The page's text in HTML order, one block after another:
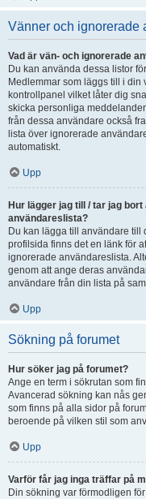
Vänner och ignorerade
Vad är vän- och ignorerade
Du kan använda dessa listor
Medlemmar som läggs till i din
kontrollpanel vilket låter dig
skicka personliga
från dessa användare också
lista över ignorerade
automatiskt.
Upp
Hur lägger jag till / tar jag
användareslista?
Du kan lägga till användare till
profilsida finns det en länk för
ignorerade användareslista.
genom att ange deras
användare från din lista på
Upp
Sökning på forumet
Hur söker jag på forumet?
Ange en term i sökrutan som
Avancerad sökning kan nås
som finns på alla sidor på
beroende på vilken stil som
Upp
Varför får jag inga träffar på
Din sökning var förmodligen